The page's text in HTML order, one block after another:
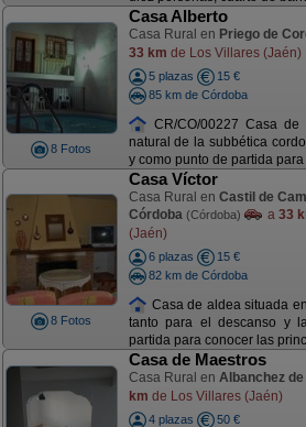
8 Fotos
Casa Alberto
Casa Rural en Priego de
33 km de Los Villares (Jaén)
5 plazas
15 €
85 km de Córdoba
CR/CO/00227 Casa
natural de la subbética
y como punto de partida para
8 Fotos
Casa Víctor
Casa Rural en Castil de
Córdoba (Córdoba) a 33
(Jaén)
6 plazas
15 €
82 km de Córdoba
Casa de aldea situada
tanto para el descanso y
partida para conocer las
Casa de Maestros
Casa Rural en Albanchez de
km de Los Villares (Jaén)
4 plazas
50 €